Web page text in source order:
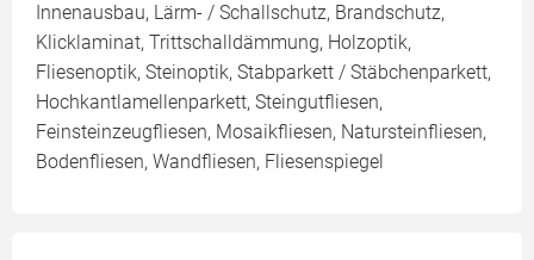
Innenausbau, Lärm- / Schallschutz, Brandschutz,
Klicklaminat, Trittschalldämmung, Holzoptik,
Fliesenoptik, Steinoptik, Stabparkett / Stäbchenparkett,
Hochkantlamellenparkett, Steingutfliesen,
Feinsteinzeugfliesen, Mosaikfliesen, Natursteinfliesen,
Bodenfliesen, Wandfliesen, Fliesenspiegel